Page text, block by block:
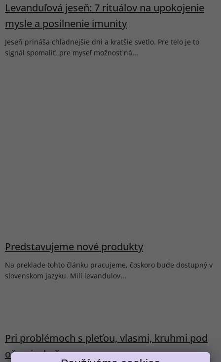
Levanduľová jeseň: 7 rituálov na upokojenie
mysle a posilnenie imunity
Jeseň prináša chladnejšie dni a kratšie svetlo. Pre telo je to
signál spomaliť, pre myseľ možnosť ná...
Predstavujeme nové produkty
Na preklade tohto článku pracujeme, čoskoro bude dostupný v
slovenskom jazyku. Milí levandulov...
Pri problémoch s pleťou, vlasmi, kruhmi pod
očami a kožou